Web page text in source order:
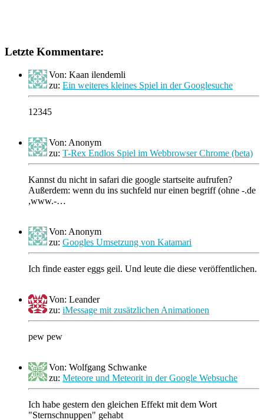
Letzte Kommentare:
Von: Kaan ilendemli
zu: Ein weiteres kleines Spiel in der Googlesuche
12345
Von: Anonym
zu: T-Rex Endlos Spiel im Webbrowser Chrome (beta)
Kannst du nicht in safari die google startseite aufrufen?
Außerdem: wenn du ins suchfeld nur einen begriff (ohne -.de
,www.-…
Von: Anonym
zu: Googles Umsetzung von Katamari
Ich finde easter eggs geil. Und leute die diese veröffentlichen.
Von: Leander
zu: iMessage mit zusätzlichen Animationen
pew pew
Von: Wolfgang Schwanke
zu: Meteore und Meteorit in der Google Websuche
Ich habe gestern den gleichen Effekt mit dem Wort
"Sternschnuppen" gehabt